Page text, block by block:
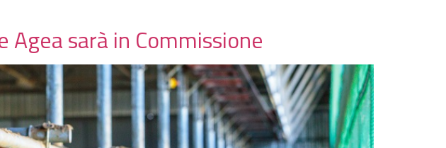
sarà in Commissione